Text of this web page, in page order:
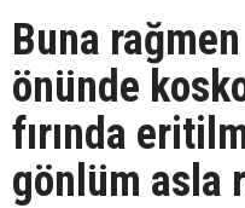
Buna
önünde
fırında
gönlüm asla